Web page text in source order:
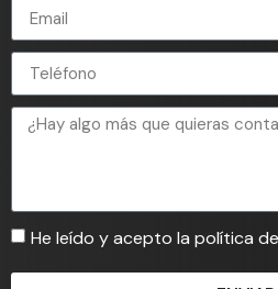
He leído y acepto la política